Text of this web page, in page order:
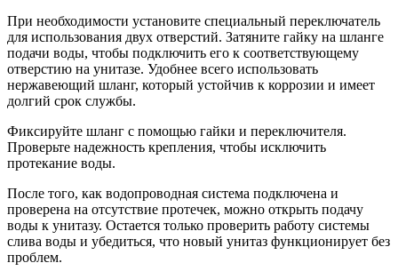
При необходимости установите специальный переключатель
для использования двух отверстий. Затяните гайку на шланге
подачи воды, чтобы подключить его к соответствующему
отверстию на унитазе. Удобнее всего использовать
нержавеющий шланг, который устойчив к коррозии и имеет
долгий срок службы.
Фиксируйте шланг с помощью гайки и переключителя.
Проверьте надежность крепления, чтобы исключить
протекание воды.
После того, как водопроводная система подключена и
проверена на отсутствие протечек, можно открыть подачу
воды к унитазу. Остается только проверить работу системы
слива воды и убедиться, что новый унитаз функционирует без
проблем.